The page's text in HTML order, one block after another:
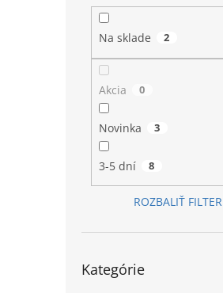
Na sklade 2
Akcia 0
Novinka 3
3-5 dní 8
ROZBALIŤ FILTER
kategórie
Kategórie